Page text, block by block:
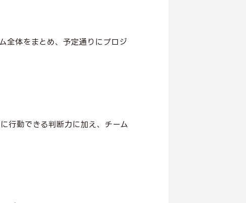
全体をまとめ、予定通りにプロジ
行動できる判断力に加え、チーム